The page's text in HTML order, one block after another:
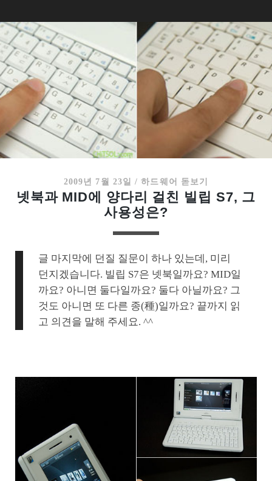
2009년 7월 23일 /하드웨어 돋보기
넷북과 MID에 양다리 걸친 빌립 S7, 그
사용성은?
글 마지막에 던질 질문이 하나 있는데, 미리
던지겠습니다. 빌립 S7은 넷북일까요? MID일
까요? 아니면 둘다일까요? 둘다 아닐까요? 그
것도 아니면 또 다른 종(種)일까요? 끝까지 읽
고 의견을 말해 주세요. ^^